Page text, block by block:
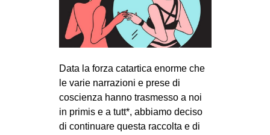
Data la forza catartica enorme che
le varie narrazioni e prese di
coscienza hanno trasmesso a noi
in primis e a tutt*, abbiamo deciso
di continuare questa raccolta e di